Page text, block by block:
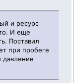
и ресурс
И еще
Поставил
при пробеге
давление